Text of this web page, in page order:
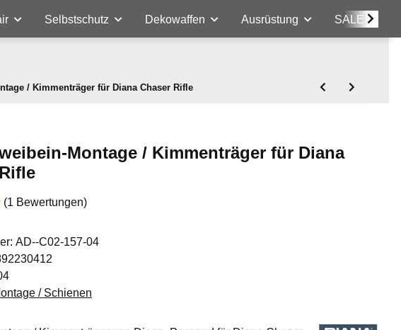
Selbstschutz Dekowaffen Ausrüstung SALE
/ Kimmenträger für Diana Chaser Rifle
Montage / Kimmenträger für Diana
(1 Bewertungen)
AD--C02-157-04
/ Schienen